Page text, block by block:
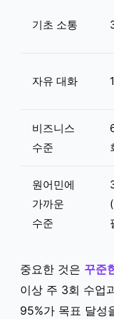
기초 소통
자유 대화
비즈니스
수준
원어민에
가까운
수준
중요한 것은 꾸준
이상 주 3회 수업
95%가 목표 달성